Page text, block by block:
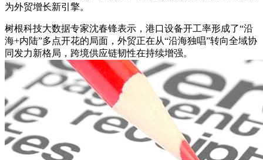
为外贸增长新引擎。
树根科技大数据专家沈春锋表示，港口设备开工率形成了“沿
海+内陆”多点开花的局面，外贸正在从“沿海独唱”转向全域协
同发力新格局，跨境供应链韧性在持续增强。